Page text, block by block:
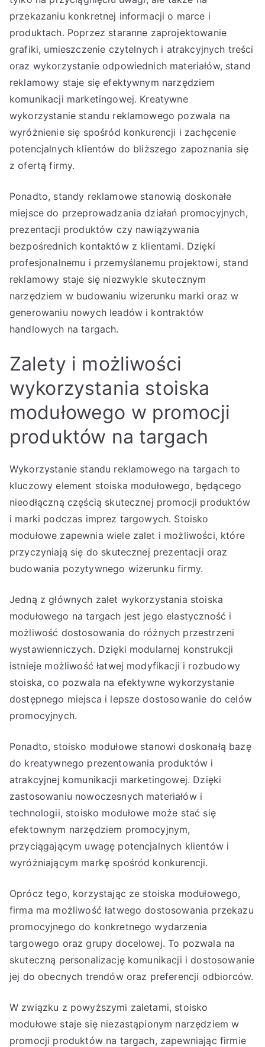
przekazaniu konkretnej informacji o marce i
produktach. Poprzez staranne zaprojektowanie
grafiki, umieszczenie czytelnych i atrakcyjnych treści
oraz wykorzystanie odpowiednich materiałów, stand
reklamowy staje się efektywnym narzędziem
komunikacji marketingowej. Kreatywne
wykorzystanie standu reklamowego pozwala na
wyróżnienie się spośród konkurencji i zachęcenie
potencjalnych klientów do bliższego zapoznania się
z ofertą firmy.
Ponadto, standy reklamowe stanowią doskonałe
miejsce do przeprowadzania działań promocyjnych,
prezentacji produktów czy nawiązywania
bezpośrednich kontaktów z klientami. Dzięki
profesjonalnemu i przemyślanemu projektowi, stand
reklamowy staje się niezwykle skutecznym
narzędziem w budowaniu wizerunku marki oraz w
generowaniu nowych leadów i kontraktów
handlowych na targach.
Zalety i możliwości
wykorzystania stoiska
modułowego w promocji
produktów na targach
Wykorzystanie standu reklamowego na targach to
kluczowy element stoiska modułowego, będącego
nieodłączną częścią skutecznej promocji produktów
i marki podczas imprez targowych. Stoisko
modułowe zapewnia wiele zalet i możliwości, które
przyczyniają się do skutecznej prezentacji oraz
budowania pozytywnego wizerunku firmy.
Jedną z głównych zalet wykorzystania stoiska
modułowego na targach jest jego elastyczność i
możliwość dostosowania do różnych przestrzeni
wystawienniczych. Dzięki modularnej konstrukcji
istnieje możliwość łatwej modyfikacji i rozbudowy
stoiska, co pozwala na efektywne wykorzystanie
dostępnego miejsca i lepsze dostosowanie do celów
promocyjnych.
Ponadto, stoisko modułowe stanowi doskonałą bazę
do kreatywnego prezentowania produktów i
atrakcyjnej komunikacji marketingowej. Dzięki
zastosowaniu nowoczesnych materiałów i
technologii, stoisko modułowe może stać się
efektownym narzędziem promocyjnym,
przyciągającym uwagę potencjalnych klientów i
wyróżniającym markę spośród konkurencji.
Oprócz tego, korzystając ze stoiska modułowego,
firma ma możliwość łatwego dostosowania przekazu
promocyjnego do konkretnego wydarzenia
targowego oraz grupy docelowej. To pozwala na
skuteczną personalizację komunikacji i dostosowanie
jej do obecnych trendów oraz preferencji odbiorców.
W związku z powyższymi zaletami, stoisko
modułowe staje się niezastąpionym narzędziem w
promocji produktów na targach, zapewniając firmie